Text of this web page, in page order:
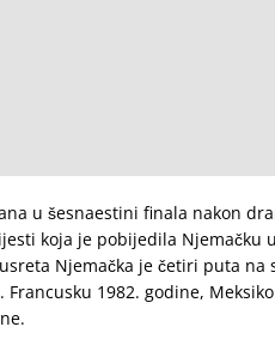
u šesnaestini finala nakon
koja je pobijedila Njemačku
Njemačka je četiri puta
1982. godine,